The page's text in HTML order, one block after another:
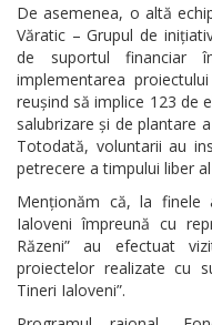
De asemenea, o altă
Văratic – Grupul de
de suportul
implementarea
reușind să implice 123 de
salubrizare și de plantare
Totodată, voluntarii au
petrecere a timpului liber
Menționăm că, la finele
Ialoveni împreună cu
Răzeni” au efectuat
proiectelor realizate cu
Tineri Ialoveni”.